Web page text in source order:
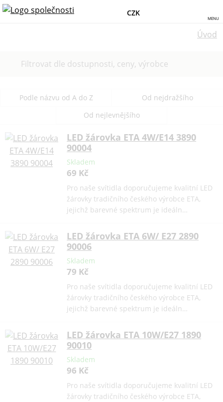
CZK
MENU
Úvod
Filtrovat dle dostupnosti, ceny, výrobce
Podle názvu od A do Z
Od nejdražšího
Od nejlevnějšího
LED žárovka ETA 4W/E14 3890
90004
Skladem
69 Kč
Pro naše svítidla doporučujeme kvalitní LED
žárovky tradičního českého výrobce ETA,
jejichž barevné spektrum je ideáln…
LED žárovka ETA 6W/ E27 2890
90006
Skladem
79 Kč
Pro naše svítidla doporučujeme kvalitní LED
žárovky tradičního českého výrobce ETA,
jejichž barevné spektrum je ideáln…
LED žárovka ETA 10W/E27 1890
90010
Skladem
96 Kč
Pro naše svítidla doporučujeme kvalitní LED
žárovky tradičního českého výrobce ETA,